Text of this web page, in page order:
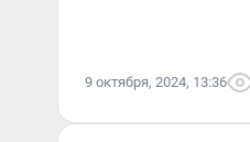
9 октября, 2024, 13:36